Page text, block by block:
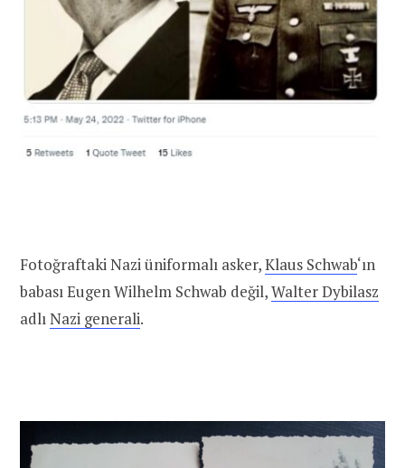
Fotoğraftaki Nazi üniformalı asker,Klaus Schwab‘ın
babası Eugen Wilhelm Schwab değil,Walter Dybilasz
adlıNazi generali.